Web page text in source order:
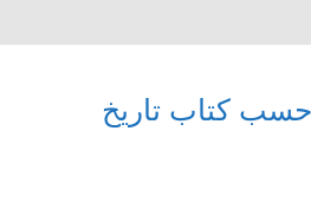
حسب كتاب تاريخ